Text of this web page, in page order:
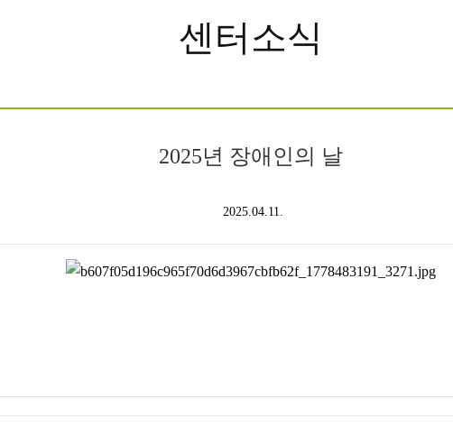
센터소식
2025년 장애인의 날
2025.04.11.